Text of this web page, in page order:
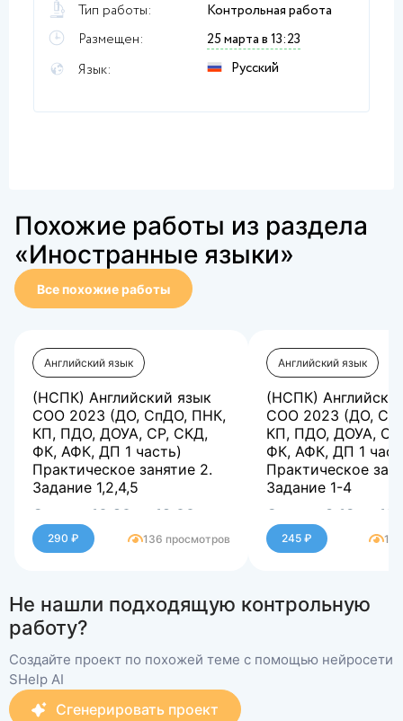
Тип работы:
Контрольная работа
Размещен:
25 марта в 13:23
Язык:
Русский
Похожие работы из раздела
«Иностранные языки»
Все похожие работы
Английский язык
(НСПК) Английский язык
СОО 2023 (ДО, СпДО, ПНК,
КП, ПДО, ДОУА, СР, СКД,
ФК, АФК, ДП 1 часть)
Практическое занятие 2.
Задание 1,2,4,5
Оценка 10,20 из 12,00
(85%)
290 ₽ 136 просмотров
Английский язык
(НСПК)
СОО 2023 (ДО,
КП, ПДО, ДОУА,
ФК, АФК, ДП 1
Практическое
Задание 1-4
Оценка 9,13 из
(76,11%)
245 ₽
Не нашли подходящую контрольную
работу?
Создайте проект по похожей теме с помощью нейросети
SHelp AI
Сгенерировать проект